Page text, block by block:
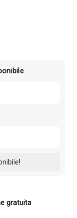
gratuita